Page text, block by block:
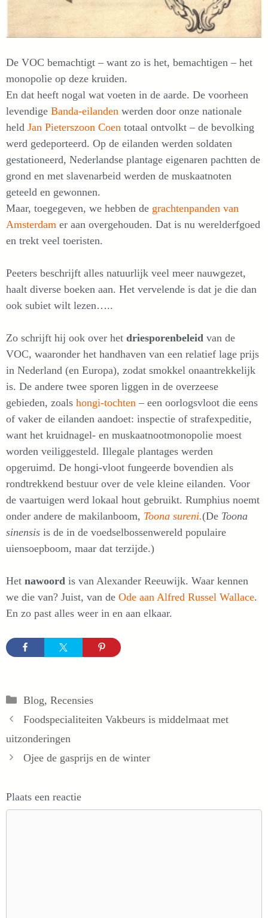
De VOC bemachtigt – want zo is het, bemachtigen – het
monopolie op deze kruiden.
En dat heeft nogal wat voeten in de aarde. De voorheen
levendige Banda-eilanden werden door onze nationale
held Jan Pieterszoon Coen totaal ontvolkt – de bevolking
werd gedeporteerd. Op de eilanden werden soldaten
gestationeerd, Nederlandse plantage eigenaren pachtten de
grond en met slavenarbeid werden de muskaatnoten
geteeld en gewonnen.
Maar, toegegeven, we hebben de grachtenpanden van
Amsterdam er aan overgehouden. Dat is nu werelderfgoed
en trekt veel toeristen.
Peeters beschrijft alles natuurlijk veel meer nauwgezet,
haalt diverse boeken aan. Het vervelende is dat je die dan
ook subiet wilt lezen…..
Zo schrijft hij ook over het driesporenbeleid van de
VOC, waaronder het handhaven van een relatief lage prijs
in Nederland (en Europa), zodat smokkel onaantrekkelijk
is. De andere twee sporen liggen in de overzeese
gebieden, zoals hongi-tochten – een oorlogsvloot die eens
of vaker de eilanden aandoet: inspectie of strafexpeditie,
want het kruidnagel- en muskaatnootmonopolie moest
worden veiliggesteld. Illegale plantages werden
opgeruimd. De hongi-vloot fungeerde bovendien als
rondtrekkend bestuur over de vele kleine eilanden. Voor
de vaartuigen werd lokaal hout gebruikt. Rumphius noemt
onder andere de makilanboom, Toona sureni.(De Toona
sinensis is de in de voedselbossenwereld populaire
uiensoepboom, maar dat terzijde.)
Het nawoord is van Alexander Reeuwijk. Waar kennen
we die van? Juist, van de Ode aan Alfred Russel Wallace.
En zo past alles weer in en aan elkaar.
Categorieën
Blog, Recensies
Foodspecialiteiten Vakbeurs is middelmaat met
uitzonderingen
Ojee de gasprijs en de winter
Plaats een reactie